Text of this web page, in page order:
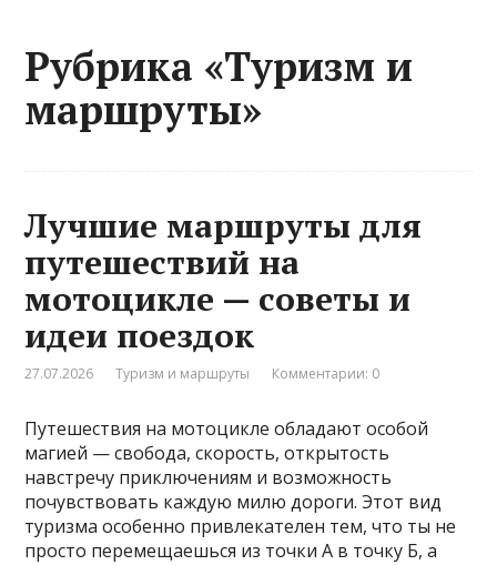
Рубрика «Туризм и
маршруты»
Лучшие маршруты для
путешествий на
мотоцикле — советы и
идеи поездок
27.07.2026 Туризм и маршруты Комментарии: 0
Путешествия на мотоцикле обладают особой
магией — свобода, скорость, открытость
навстречу приключениям и возможность
почувствовать каждую милю дороги. Этот вид
туризма особенно привлекателен тем, что ты не
просто перемещаешься из точки А в точку Б, а